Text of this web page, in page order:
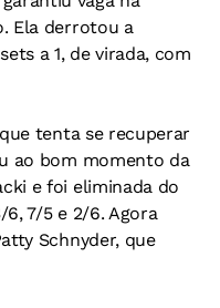
Ela derrotou a
a 1, de virada, com
tenta se recuperar
ao bom momento da
e foi eliminada do
7/5 e 2/6. Agora
Schnyder, que